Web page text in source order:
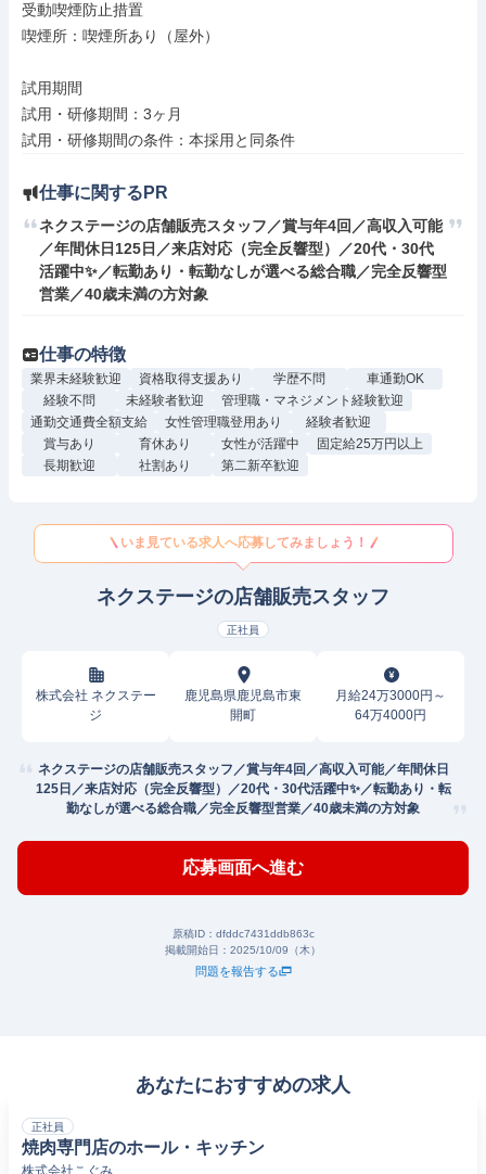
受動喫煙防止措置
喫煙所：喫煙所あり（屋外）
試用期間
試用・研修期間：3ヶ月
試用・研修期間の条件：本採用と同条件
仕事に関するPR
ネクステージの店舗販売スタッフ／賞与年4回／高収入可能
／年間休日125日／来店対応（完全反響型）／20代・30代
活躍中✨／転勤あり・転勤なしが選べる総合職／完全反響型
営業／40歳未満の方対象
仕事の特徴
業界未経験歓迎 資格取得支援あり 学歴不問
車通勤OK
経験不問
未経験者歓迎
管理職・マネジメント経験歓迎
通勤交通費全額支給
女性管理職登用あり
経験者歓迎
賞与あり
育休あり 女性が活躍中
固定給25万円以上
長期歓迎
社割あり 第二新卒歓迎
いま見ている求人へ応募してみましょう！
ネクステージの店舗販売スタッフ
正社員
株式会社 ネクステー
ジ
鹿児島県鹿児島市東
開町
月給24万3000円～
64万4000円
ネクステージの店舗販売スタッフ／賞与年4回／高収入可能／年間休日
125日／来店対応（完全反響型）／20代・30代活躍中✨／転勤あり・転
勤なしが選べる総合職／完全反響型営業／40歳未満の方対象
応募画面へ進む
原稿ID： dfddc7431ddb863c
掲載開始日： 2025/10/09（木）
問題を報告する
あなたにおすすめの求人
正社員
焼肉専門店のホール・キッチン
株式会社こぐみ